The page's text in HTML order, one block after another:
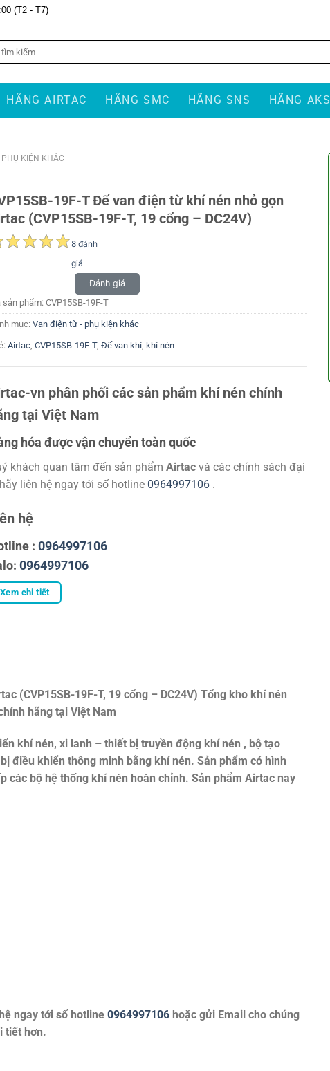
(T2 - T7)
HÃNG AIRTAC HÃNG SMC HÃNG SNS HÃNG AKS
KIỆN KHÁC
19F-T Đế van điện từ khí nén nhỏ gọn
(CVP15SB-19F-T, 19 cổng – DC24V)
8 đánh
giá
Đánh giá
sản phẩm:CVP15SB-19F-T
mục:Van điện từ - phụ kiện khác
Airtac, CVP15SB-19F-T, Đế van khí, khí nén
vn phân phối các sản phẩm khí nén chính
tại Việt Nam
hóa được vận chuyển toàn quốc
khách quan tâm đến sản phẩm Airtacvà các chính sách đại
liên hệ ngay tới số hotline 0964997106 .
hệ
: 0964997106
0964997106
Xem chi tiết
(CVP15SB-19F-T, 19 cổng – DC24V) Tổng kho khí nén
hãng tại Việt Nam
khí nén, xi lanh – thiết bị truyền động khí nén , bộ tạo
điều khiển thông minh bằng khí nén. Sản phẩm có hình
các bộ hệ thống khí nén hoàn chỉnh. Sản phẩm Airtac nay
ngay tới số hotline 0964997106 hoặc gửi Email cho chúng
tiết hơn.